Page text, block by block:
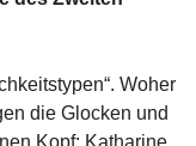
Woher
die Glocken und